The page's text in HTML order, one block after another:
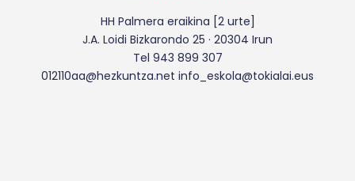
HH Palmera eraikina [2 urte]
J.A. Loidi Bizkarondo 25 · 20304 Irun
Tel 943 899 307
012110aa@hezkuntza.net info_eskola@tokialai.eus